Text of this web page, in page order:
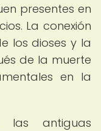
presentes en
La conexión
los dioses y la
de la muerte
en la
las antiguas